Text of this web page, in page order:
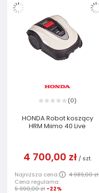
(0)
HONDA Robot koszący
HRM Miimo 40 Live
4 700,00 zł / szt.
Najniższa cena:
4 989,00 zł
Cena regularna:
5 990,00 zł -22%